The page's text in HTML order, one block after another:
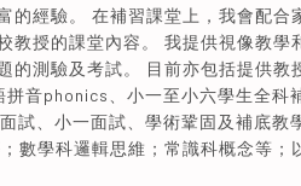
的經驗。 在補習課堂上，我會配合
教授的課堂內容。 我提供視像教學
的測驗及考試。 目前亦包括提供教
音phonics、小一至小六學生全科
、小一面試、學術鞏固及補底教
數學科邏輯思維；常識科概念等；